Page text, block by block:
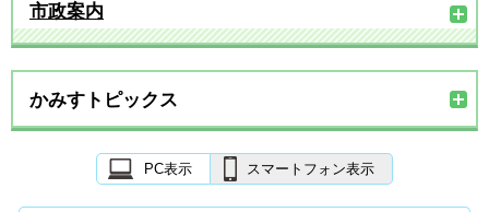
市政案内
かみすトピックス
PC表示 スマートフォン表示